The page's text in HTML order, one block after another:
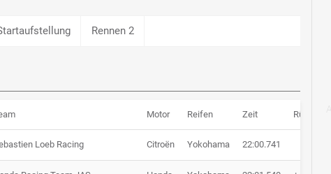
Rennen 2
Motor Reifen Zeit Rückstand
Loeb Racing Citroën Yokohama 22:00.741